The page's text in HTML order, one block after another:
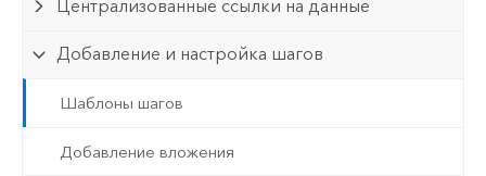
Централизованные ссылки на данные
Добавление и настройка шагов
Шаблоны шагов
Добавление вложения